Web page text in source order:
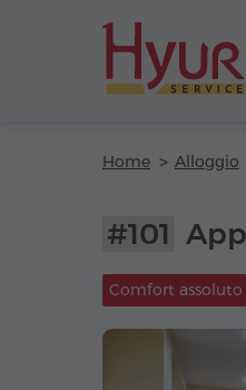
Home Alloggio
#101
Comfort assoluto